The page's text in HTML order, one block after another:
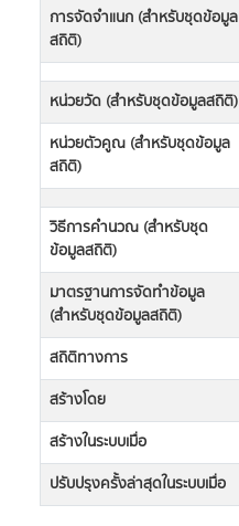
การจัดจำแนก (สำหรับชุดข้อมูล
สถิติ)
หน่วยวัด (สำหรับชุดข้อมูลสถิติ)
หน่วยตัวคูณ (สำหรับชุดข้อมูล
สถิติ)
วิธีการคำนวณ (สำหรับชุด
ข้อมูลสถิติ)
มาตรฐานการจัดทำข้อมูล
(สำหรับชุดข้อมูลสถิติ)
สถิติทางการ
สร้างโดย
สร้างในระบบเมื่อ
ปรับปรุงครั้งล่าสุดในระบบเมื่อ